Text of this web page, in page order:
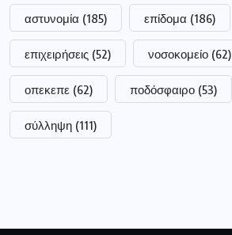
αστυνομία (185) επίδομα (186)
επιχειρήσεις (52) νοσοκομείο (62)
οπεκεπε (62) ποδόσφαιρο (53)
σύλληψη (111)